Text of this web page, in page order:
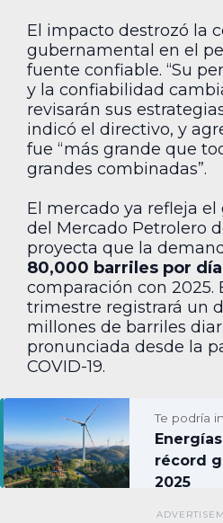
El impacto destrozó la
gubernamental en el
fuente confiable. “Su
y la confiabilidad
revisarán sus
indicó el directivo, y
fue “más grande que
grandes combinadas”.
El mercado ya refleja el
del Mercado Petrolero
proyecta que la
80,000 barriles por día
comparación con 2025.
trimestre registrará un
millones de barriles
pronunciada desde la
COVID-19.
Te podría
récord
2025